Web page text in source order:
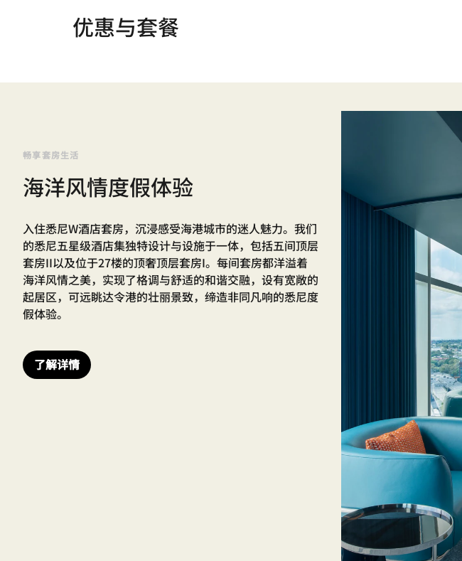
优惠与套餐
畅享套房生活
海洋风情度假体验
入住悉尼W酒店套房，沉浸感受海港城市的迷人魅力。我们
的悉尼五星级酒店集独特设计与设施于一体，包括五间顶层
套房II以及位于27楼的顶奢顶层套房I。每间套房都洋溢着
海洋风情之美，实现了格调与舒适的和谐交融，设有宽敞的
起居区，可远眺达令港的壮丽景致，缔造非同凡响的悉尼度
假体验。
了解详情